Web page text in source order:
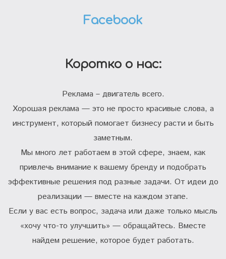
Коротко о нас:
Реклама – двигатель всего.
Хорошая реклама — это не просто красивые слова, а
инструмент, который помогает бизнесу расти и быть
заметным.
Мы много лет работаем в этой сфере, знаем, как
привлечь внимание к вашему бренду и подобрать
эффективные решения под разные задачи. От идеи до
реализации — вместе на каждом этапе.
Если у вас есть вопрос, задача или даже только мысль
«хочу что-то улучшить» — обращайтесь. Вместе
найдем решение, которое будет работать.
Facebook